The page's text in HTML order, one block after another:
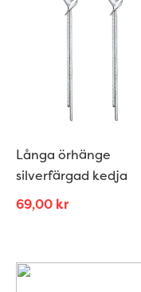
Långa örhänge
silverfärgad kedja
69,00 kr